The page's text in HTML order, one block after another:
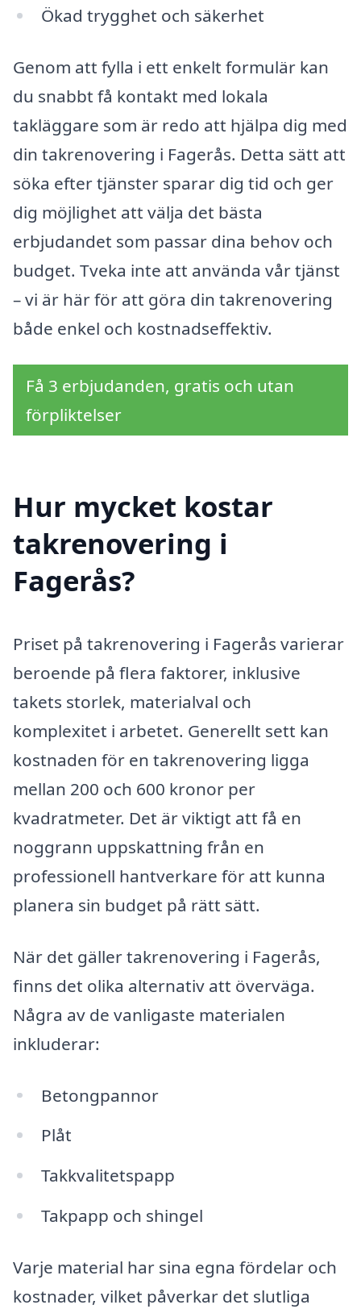
Ökad trygghet och säkerhet
Genom att fylla i ett enkelt formulär kan
du snabbt få kontakt med lokala
takläggare som är redo att hjälpa dig med
din takrenovering i Fagerås. Detta sätt att
söka efter tjänster sparar dig tid och ger
dig möjlighet att välja det bästa
erbjudandet som passar dina behov och
budget. Tveka inte att använda vår tjänst
– vi är här för att göra din takrenovering
både enkel och kostnadseffektiv.
Få 3 erbjudanden, gratis och utan
förpliktelser
Hur mycket kostar
takrenovering i
Fagerås?
Priset på takrenovering i Fagerås varierar
beroende på flera faktorer, inklusive
takets storlek, materialval och
komplexitet i arbetet. Generellt sett kan
kostnaden för en takrenovering ligga
mellan 200 och 600 kronor per
kvadratmeter. Det är viktigt att få en
noggrann uppskattning från en
professionell hantverkare för att kunna
planera sin budget på rätt sätt.
När det gäller takrenovering i Fagerås,
finns det olika alternativ att överväga.
Några av de vanligaste materialen
inkluderar:
Betongpannor
Plåt
Takkvalitetspapp
Takpapp och shingel
Varje material har sina egna fördelar och
kostnader, vilket påverkar det slutliga